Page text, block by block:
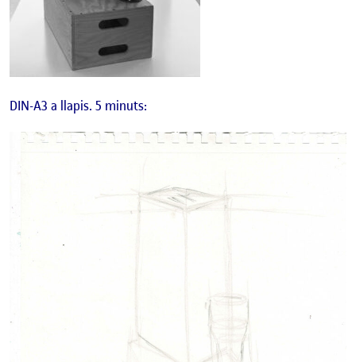
DIN-A3 a llapis. 5 minuts: